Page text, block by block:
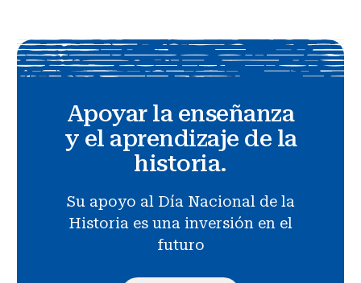
Apoyar la enseñanza
y el aprendizaje de la
historia.
Su apoyo al Día Nacional de la
Historia es una inversión en el
futuro